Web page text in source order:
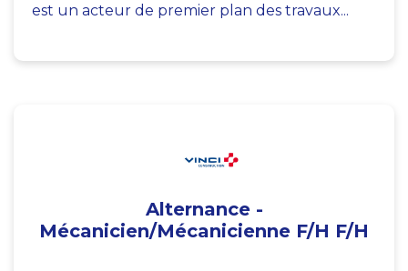
est un acteur de premier plan des travaux...
Alternance -
Mécanicien/Mécanicienne F/H F/H